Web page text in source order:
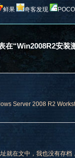
鲜果 奇客发现 POCO
在“Win2008R2安
Server 2008 R2
就在文中，我也没有存档